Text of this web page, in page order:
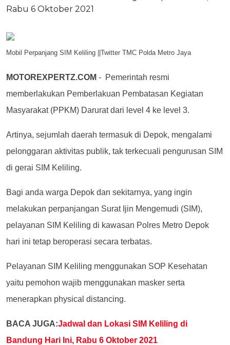
Mobil Perpanjang SIM Keliling ||Twitter TMC Polda Metro Jaya
MOTOREXPERTZ.COM - Pemerintah resmi
memberlakukan Pemberlakuan Pembatasan Kegiatan
Masyarakat (PPKM) Darurat dari level 4 ke level 3.
Artinya, sejumlah daerah termasuk di Depok, mengalami
pelonggaran aktivitas publik, tak terkecuali pengurusan SIM
di gerai SIM Keliling.
Bagi anda warga Depok dan sekitarnya, yang ingin
melakukan perpanjangan Surat Ijin Mengemudi (SIM),
pelayanan SIM Keliling di kawasan Polres Metro Depok
hari ini tetap beroperasi secara terbatas.
Pelayanan SIM Keliling menggunakan SOP Kesehatan
yaitu pemohon wajib menggunakan masker serta
menerapkan physical distancing.
BACA JUGA:Jadwal dan Lokasi SIM Keliling di
Bandung Hari Ini, Rabu 6 Oktober 2021